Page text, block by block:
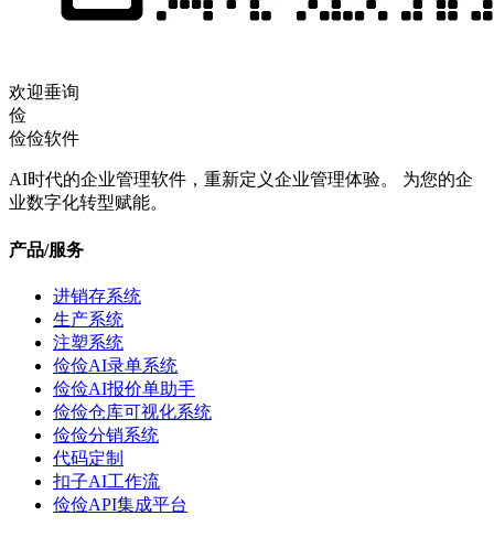
欢迎垂询
俭
俭俭软件
AI时代的企业管理软件，重新定义企业管理体验。 为您的企
业数字化转型赋能。
产品/服务
进销存系统
生产系统
注塑系统
俭俭AI录单系统
俭俭AI报价单助手
俭俭仓库可视化系统
俭俭分销系统
代码定制
扣子AI工作流
俭俭API集成平台